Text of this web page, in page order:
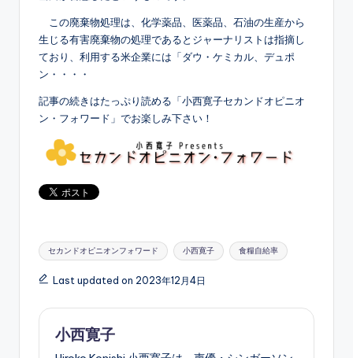
この廃棄物処理は、化学薬品、医薬品、石油の生産から
生じる有害廃棄物の処理であるとジャーナリストは指摘し
ており、利用する米企業には「ダウ・ケミカル、デュポ
ン・・・・
記事の続きはたっぷり読める「小西寛子セカンドオピニオ
ン・フォワード」でお楽しみ下さい！
Tags:
セカンドオピニオンフォワード 小西寛子 食糧自給率
Last updated on 2023年12月4日
小西寛子